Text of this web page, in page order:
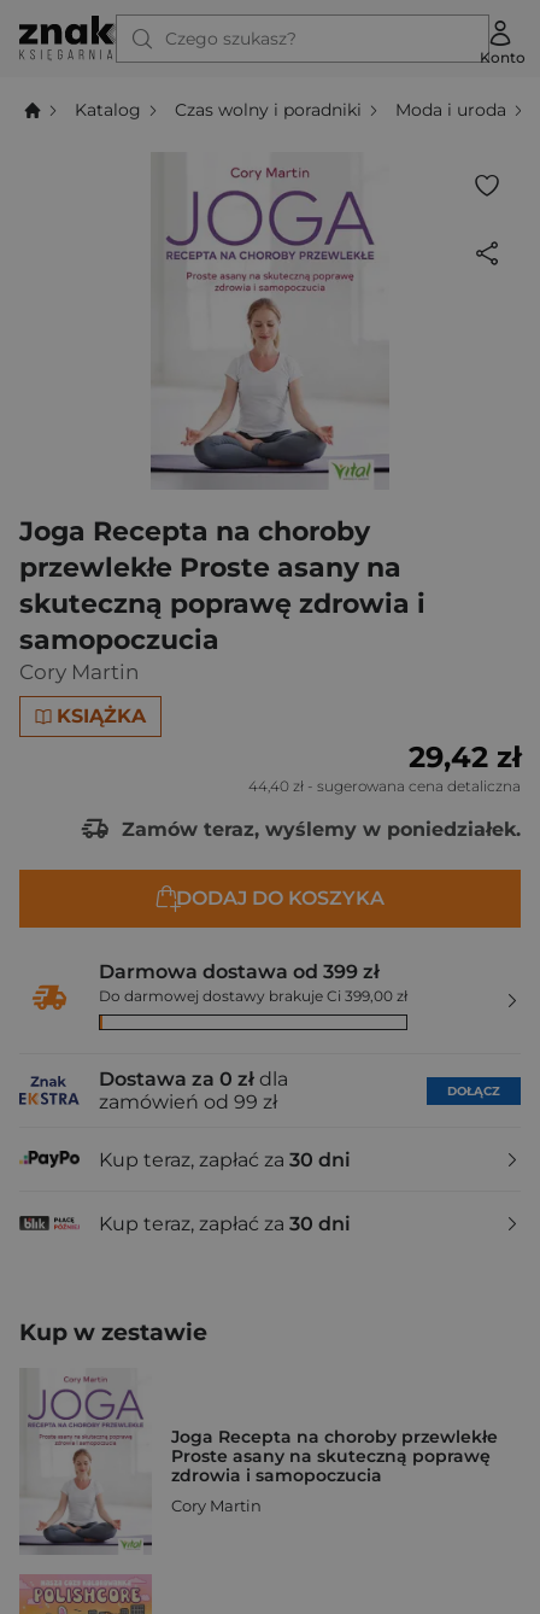
Czego szukasz?
Konto
Katalog Czas wolny i poradniki Moda i uroda
Joga Recepta na choroby
przewlekłe Proste asany na
skuteczną poprawę zdrowia i
samopoczucia
Cory Martin
KSIĄŻKA
29,42 zł
44,40 zł - sugerowana cena detaliczna
Zamów teraz, wyślemy w poniedziałek.
DODAJ DO KOSZYKA
Darmowa dostawa od 399 zł
Do darmowej dostawy brakuje Ci 399,00 zł
Dostawa za 0 zł dla
zamówień od 99 zł
DOŁĄCZ
Kup teraz, zapłać za 30 dni
Kup teraz, zapłać za 30 dni
Kup w zestawie
Joga Recepta na choroby przewlekłe
Proste asany na skuteczną poprawę
zdrowia i samopoczucia
Cory Martin